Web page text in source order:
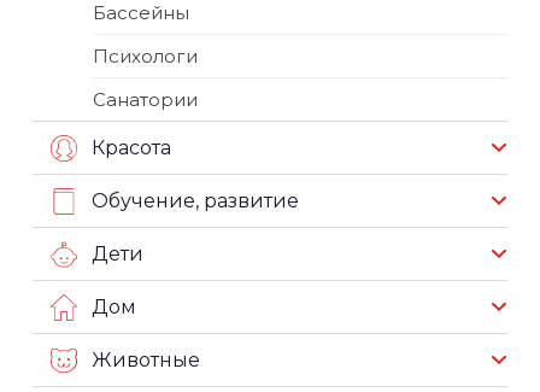
Бассейны
Психологи
Санатории
Красота
Обучение, развитие
Дети
Дом
Животные